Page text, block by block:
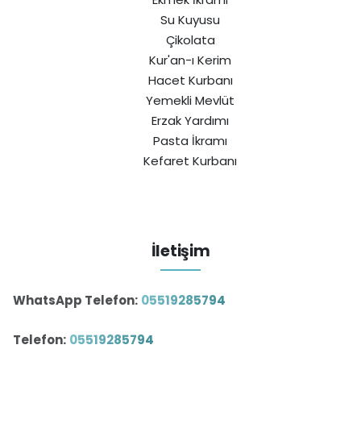
Su Kuyusu
Çikolata
Kur'an-ı Kerim
Hacet Kurbanı
Yemekli Mevlüt
Erzak Yardımı
Pasta İkramı
Kefaret Kurbanı
İletişim
WhatsApp Telefon: 05519285794
Telefon: 05519285794